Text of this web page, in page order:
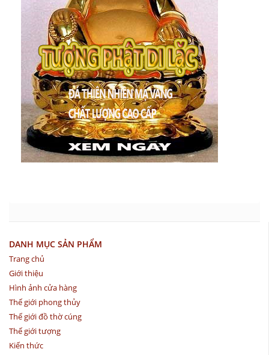
DANH MỤC SẢN PHẨM
Trang chủ
Giới thiệu
Hình ảnh cửa hàng
Thế giới phong thủy
Thế giới đồ thờ cúng
Thế giới tượng
Kiến thức